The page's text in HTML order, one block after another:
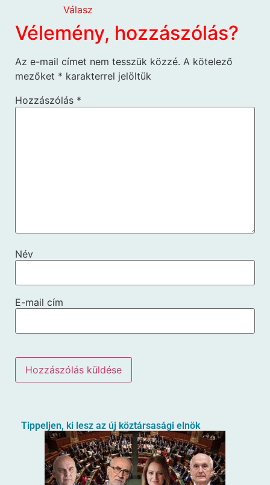
Válasz
Vélemény, hozzászólás?
Az e-mail címet nem tesszük közzé. A kötelező
mezőket * karakterrel jelöltük
Hozzászólás *
Név
E-mail cím
Tippeljen, ki lesz az új köztársasági elnök